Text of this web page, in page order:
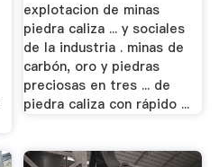
explotacion de minas
piedra caliza ... y sociales
de la industria . minas de
carbón, oro y piedras
preciosas en tres ... de
piedra caliza con rápido ...